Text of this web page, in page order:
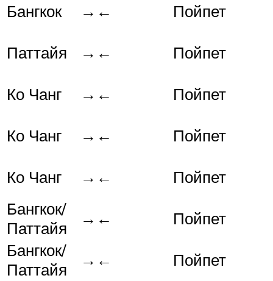
Бангкок →← Пойпет
Паттайя →← Пойпет
Ко Чанг →← Пойпет
Ко Чанг →← Пойпет
Ко Чанг →←
Пойпет
Бангкок/
Паттайя
→←
Пойпет
Бангкок/
Паттайя
→←
Пойпет